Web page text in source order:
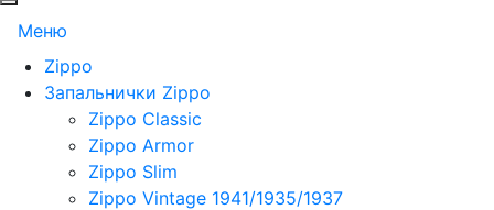
Меню
Zippo
Запальнички Zippo
Zippo Classic
Zippo Armor
Zippo Slim
Zippo Vintage 1941/1935/1937